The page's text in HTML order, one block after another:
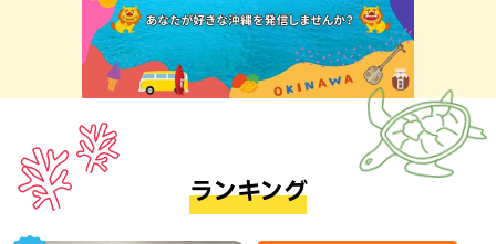
ランキング